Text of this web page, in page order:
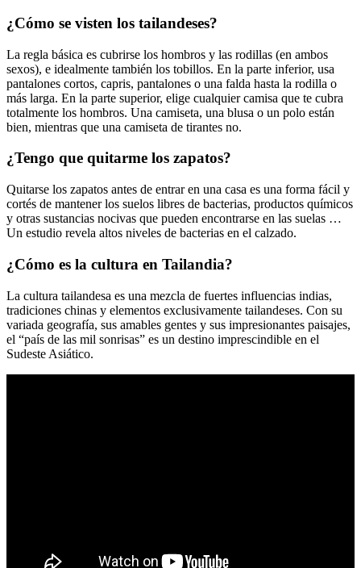
¿Cómo se visten los tailandeses?
La regla básica es cubrirse los hombros y las rodillas (en ambos
sexos), e idealmente también los tobillos. En la parte inferior, usa
pantalones cortos, capris, pantalones o una falda hasta la rodilla o
más larga. En la parte superior, elige cualquier camisa que te cubra
totalmente los hombros. Una camiseta, una blusa o un polo están
bien, mientras que una camiseta de tirantes no.
¿Tengo que quitarme los zapatos?
Quitarse los zapatos antes de entrar en una casa es una forma fácil y
cortés de mantener los suelos libres de bacterias, productos químicos
y otras sustancias nocivas que pueden encontrarse en las suelas …
Un estudio revela altos niveles de bacterias en el calzado.
¿Cómo es la cultura en Tailandia?
La cultura tailandesa es una mezcla de fuertes influencias indias,
tradiciones chinas y elementos exclusivamente tailandeses. Con su
variada geografía, sus amables gentes y sus impresionantes paisajes,
el “país de las mil sonrisas” es un destino imprescindible en el
Sudeste Asiático.